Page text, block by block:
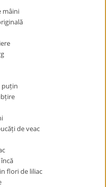
mâini
puțin
de veac
flori de liliac